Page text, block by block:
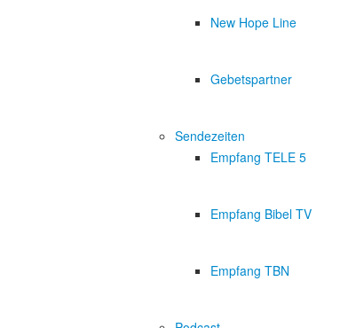
New Hope Line
Gebetspartner
Sendezeiten
Empfang TELE 5
Empfang Bibel TV
Empfang TBN